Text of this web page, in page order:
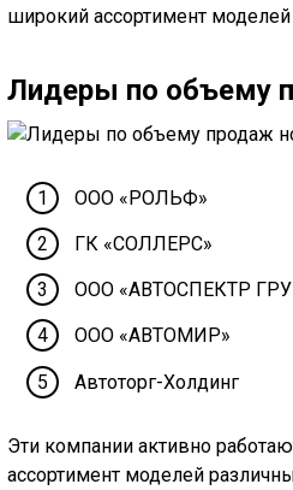
широкий ассортимент моделей
Лидеры по объему
ООО «РОЛЬФ»
ГК «СОЛЛЕРС»
ООО «АВТОСПЕКТР
ООО «АВТОМИР»
Автоторг-Холдинг
Эти компании активно
ассортимент моделей